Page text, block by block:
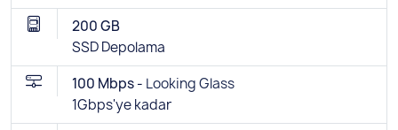
200 GB
SSD Depolama
100 Mbps - Looking Glass
1Gbps'ye kadar